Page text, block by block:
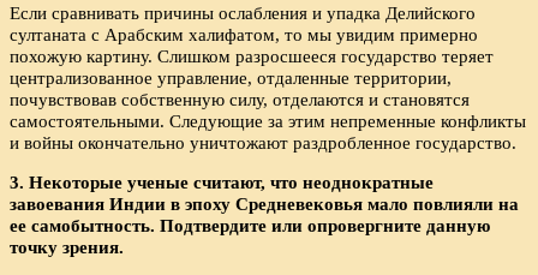
Если сравнивать причины ослабления и упадка Делийского
султаната с Арабским халифатом, то мы увидим примерно
похожую картину. Слишком разросшееся государство теряет
централизованное управление, отдаленные территории,
почувствовав собственную силу, отделаются и становятся
самостоятельными. Следующие за этим непременные конфликты
и войны окончательно уничтожают раздробленное государство.
3. Некоторые ученые считают, что неоднократные
завоевания Индии в эпоху Средневековья мало повлияли на
ее самобытность. Подтвердите или опровергните данную
точку зрения.